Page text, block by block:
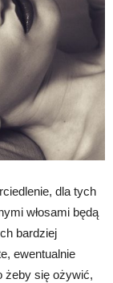
dla tych
włosami będą
bardziej
ewentualnie
żeby się ożywić,